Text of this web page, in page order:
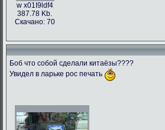
w x01I9ldf4
387.78 Kb.
Скачано: 70
Боб что собой сделали китаёзы????
Увидел в ларьке рос печать